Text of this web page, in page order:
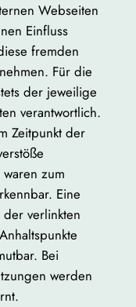
Webseiten
Einfluss
fremden
Für die
der jeweilige
verantwortlich.
Zeitpunkt der
zum
Eine
verlinkten
Bei
werden